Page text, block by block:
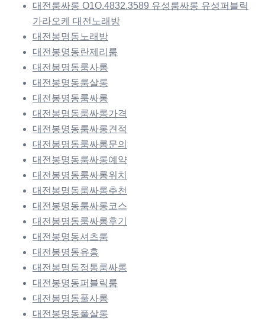
대전룸싸롱 O1O.4832.3589 유성룸싸롱 유성퍼블릭
가라오케 대전노래방
대전봉명동노래방
대전봉명동란제리룸
대전봉명동룸사롱
대전봉명동룸살롱
대전봉명동룸싸롱
대전봉명동룸싸롱가격
대전봉명동룸싸롱견적
대전봉명동룸싸롱문의
대전봉명동룸싸롱예약
대전봉명동룸싸롱위치
대전봉명동룸싸롱추천
대전봉명동룸싸롱코스
대전봉명동룸싸롱후기
대전봉명동셔츠룸
대전봉명동유흥
대전봉명동정통룸싸롱
대전봉명동퍼블릭룸
대전봉명동풀사롱
대전봉명동풀살롱